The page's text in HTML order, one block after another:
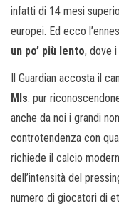
infatti di 14 mesi
europei. Ed ecco
un po’ più lento, dove
Il Guardian accosta il
Mls: pur
anche da noi i grandi
controtendenza con
richiede il calcio
dell’intensità del
numero di giocatori di